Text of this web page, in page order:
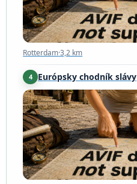
Rotterdam·3,2 km
4 Európsky chodník slávy
Rotterdam·3,8 km